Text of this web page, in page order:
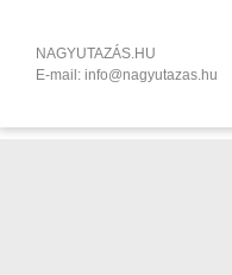
NAGYUTAZÁS.HU
E-mail: info@nagyutazas.hu